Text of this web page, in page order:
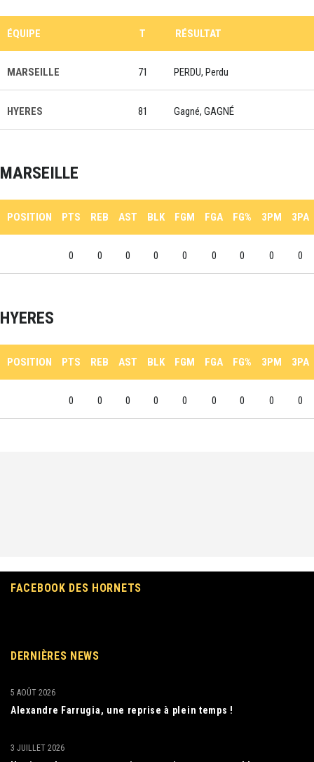
ÉQUIPE T RÉSULTAT
MARSEILLE 71 PERDU, Perdu
HYERES 81 Gagné, GAGNÉ
MARSEILLE
POSITION PTS REB AST BLK FGM FGA FG% 3PM 3PA
0 0 0 0 0 0 0 0 0
HYERES
POSITION PTS REB AST BLK FGM FGA FG% 3PM 3PA
0 0 0 0 0 0 0 0 0
FACEBOOK DES HORNETS
DERNIÈRES NEWS
Alexandre Farrugia, une reprise à plein temps !
5 AOÛT 2026
3 JUILLET 2026